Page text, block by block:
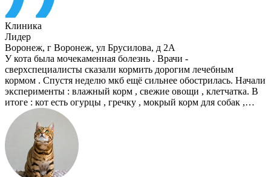
Клиника
Лидер
Воронеж, г Воронеж, ул Брусилова, д 2А
У кота была мочекаменная болезнь . Врачи -
сверхспециалисты сказали кормить дорогим лечебным
кормом . Спустя неделю мкб ещё сильнее обострилась. Начали
эксперименты : влажный корм , свежие овощи , клетчатка. В
итоге : кот есть огурцы , гречку , мокрый корм для собак ,…